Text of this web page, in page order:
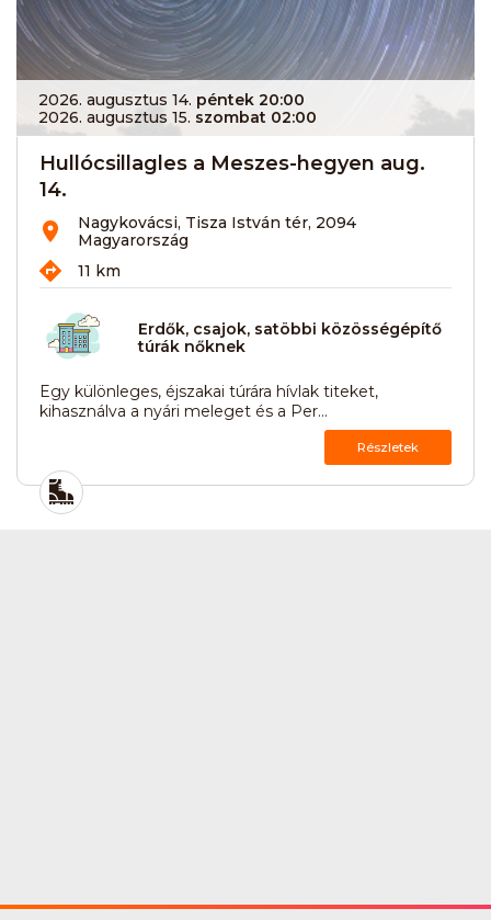
2026. augusztus 14. péntek 20:00
2026. augusztus 15. szombat 02:00
Hullócsillagles a Meszes-hegyen aug.
14.
Nagykovácsi, Tisza István tér, 2094
Magyarország
11 km
Erdők, csajok, satöbbi közösségépítő
túrák nőknek
Egy különleges, éjszakai túrára hívlak titeket,
kihasználva a nyári meleget és a Per...
Részletek